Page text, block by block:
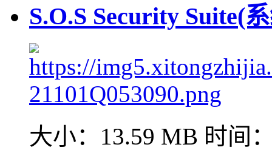
S.O.S Security Suite(
大小：13.59 MB 时间